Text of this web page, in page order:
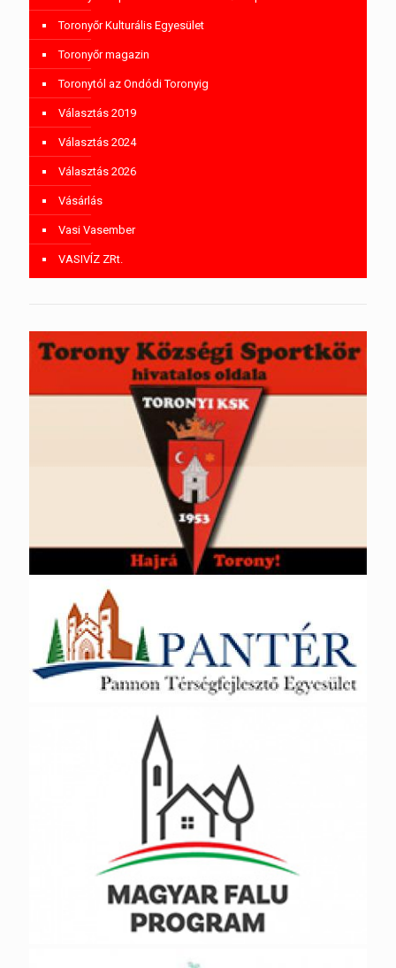
Toronyőr Kulturális Egyesület
Toronyőr magazin
Toronytól az Ondódi Toronyig
Választás 2019
Választás 2024
Választás 2026
Vásárlás
Vasi Vasember
VASIVÍZ ZRt.